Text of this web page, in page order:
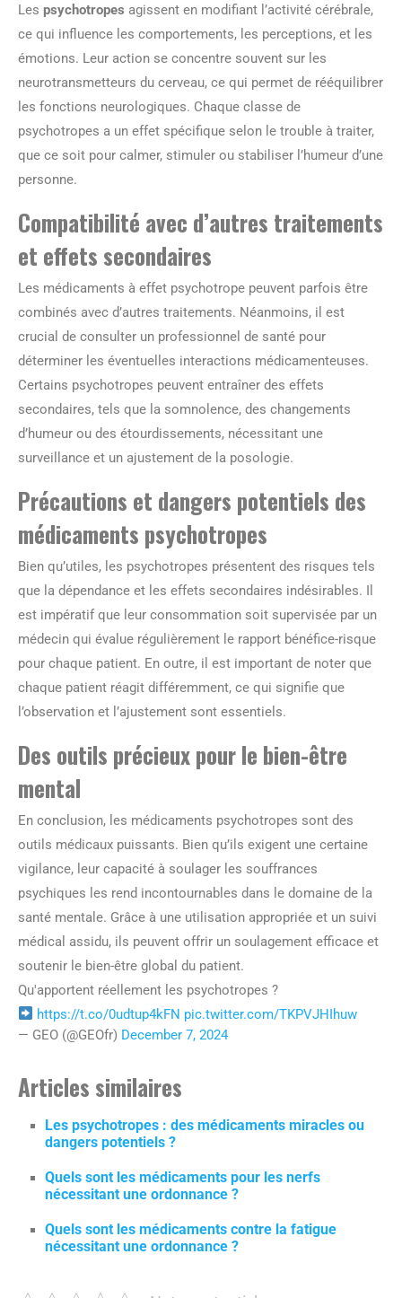
Les psychotropes agissent en modifiant l’activité cérébrale,
ce qui influence les comportements, les perceptions, et les
émotions. Leur action se concentre souvent sur les
neurotransmetteurs du cerveau, ce qui permet de rééquilibrer
les fonctions neurologiques. Chaque classe de
psychotropes a un effet spécifique selon le trouble à traiter,
que ce soit pour calmer, stimuler ou stabiliser l’humeur d’une
personne.
Compatibilité avec d’autres traitements
et effets secondaires
Les médicaments à effet psychotrope peuvent parfois être
combinés avec d’autres traitements. Néanmoins, il est
crucial de consulter un professionnel de santé pour
déterminer les éventuelles interactions médicamenteuses.
Certains psychotropes peuvent entraîner des effets
secondaires, tels que la somnolence, des changements
d’humeur ou des étourdissements, nécessitant une
surveillance et un ajustement de la posologie.
Précautions et dangers potentiels des
médicaments psychotropes
Bien qu’utiles, les psychotropes présentent des risques tels
que la dépendance et les effets secondaires indésirables. Il
est impératif que leur consommation soit supervisée par un
médecin qui évalue régulièrement le rapport bénéfice-risque
pour chaque patient. En outre, il est important de noter que
chaque patient réagit différemment, ce qui signifie que
l’observation et l’ajustement sont essentiels.
Des outils précieux pour le bien-être
mental
En conclusion, les médicaments psychotropes sont des
outils médicaux puissants. Bien qu’ils exigent une certaine
vigilance, leur capacité à soulager les souffrances
psychiques les rend incontournables dans le domaine de la
santé mentale. Grâce à une utilisation appropriée et un suivi
médical assidu, ils peuvent offrir un soulagement efficace et
soutenir le bien-être global du patient.
Qu'apportent réellement les psychotropes ?
https://t.co/0udtup4kFN pic.twitter.com/TKPVJHIhuw
— GEO (@GEOfr) December 7, 2024
Articles similaires
Les psychotropes : des médicaments miracles ou
dangers potentiels ?
Quels sont les médicaments pour les nerfs
nécessitant une ordonnance ?
Quels sont les médicaments contre la fatigue
nécessitant une ordonnance ?